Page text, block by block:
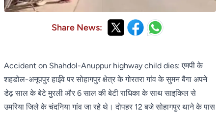
Share News:
Accident on Shahdol-Anuppur highway child dies: एमपी के
शहडोल-अनूपपुर हाईवे पर सोहागपुर क्षेत्र के गोरतरा गांव के सुमन बैगा अपने
डेढ़ साल के बेटे मुरली और 6 साल की बेटी राधिका के साथ साइकिल से
उमरिया जिले के चंदनिया गांव जा रहे थे। दोपहर 12 बजे सोहागपुर थाने के पास